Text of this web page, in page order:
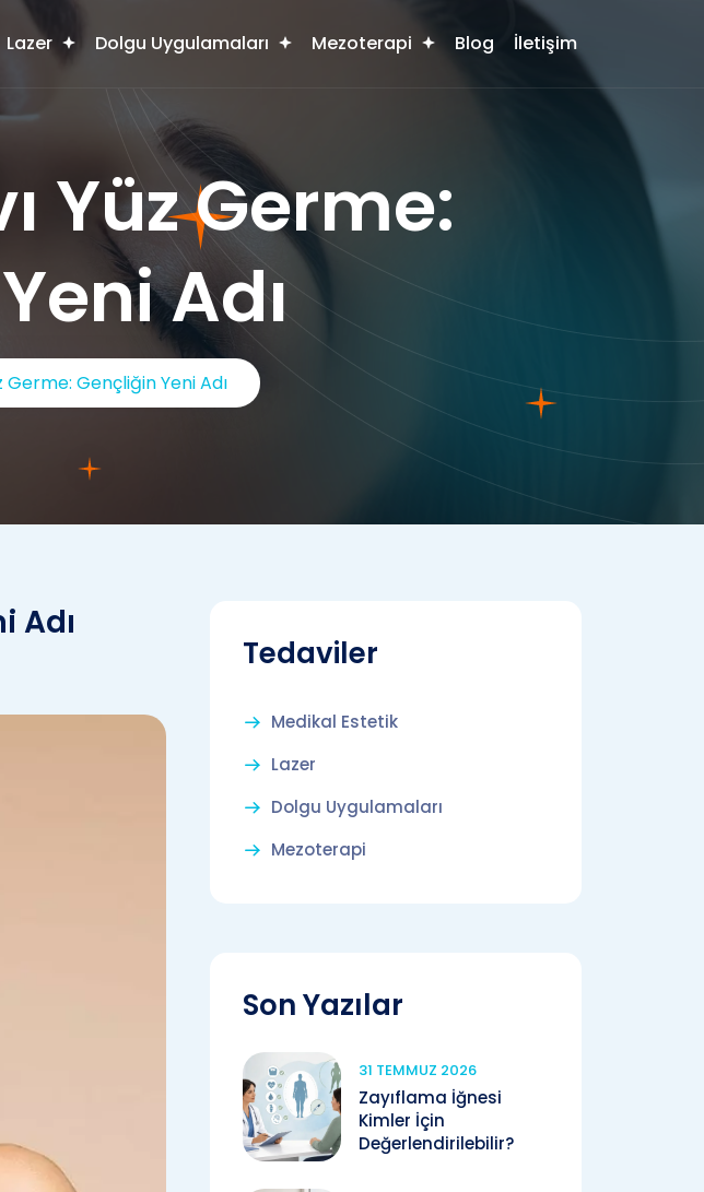
Lazer Dolgu Uygulamaları Mezoterapi Blog İletişim
Yüz Germe:
Adı
Germe: Gençliğin Yeni Adı
Adı
Tedaviler
Medikal Estetik
Lazer
Dolgu Uygulamaları
Mezoterapi
Son Yazılar
31 TEMMUZ 2026
Zayıflama İğnesi
Kimler İçin
Değerlendirilebilir?